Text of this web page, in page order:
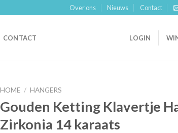
Over ons Nieuws Contact
CONTACT LOGIN
HOME / HANGERS
Gouden Ketting Klavertje
Zirkonia 14 karaats